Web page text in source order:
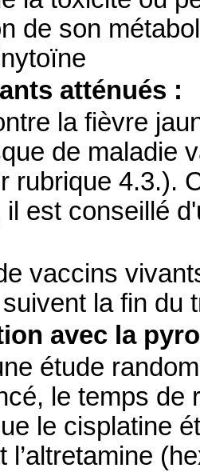
de son
atténués :
la fièvre
de maladie
rubrique 4.3.).
est conseillé
vaccins
la fin du
avec la
étude
le temps de
le cisplatine
l’altretamine